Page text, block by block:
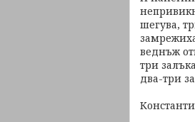
шегува,
веднъж
три
два-три